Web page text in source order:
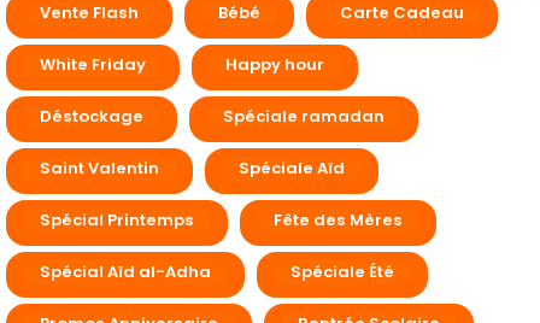
Vente Flash Bébé Carte Cadeau
White Friday Happy hour
Déstockage Spéciale ramadan
Saint Valentin​ Spéciale Aïd
Spécial Printemps Fête des Mères
Spécial Aïd al-Adha Spéciale Été